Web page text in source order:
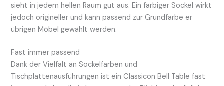
sieht in jedem hellen Raum gut aus. Ein farbiger Sockel wirkt
jedoch origineller und kann passend zur Grundfarbe er
übrigen Möbel gewählt werden.
Fast immer passend
Dank der Vielfalt an Sockelfarben und
Tischplattenausführungen ist ein Classicon Bell Table fast